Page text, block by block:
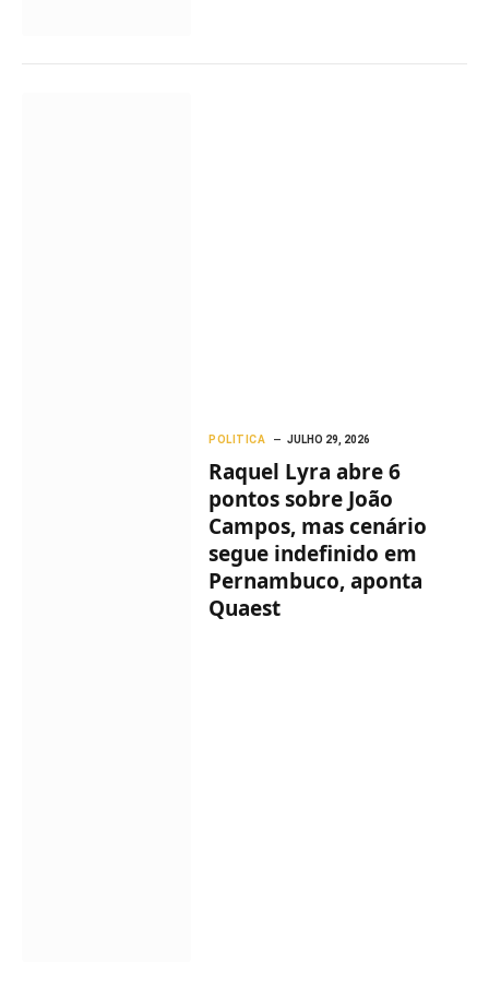
POLITICA JULHO 29, 2026
Raquel Lyra abre 6
pontos sobre João
Campos, mas cenário
segue indefinido em
Pernambuco, aponta
Quaest